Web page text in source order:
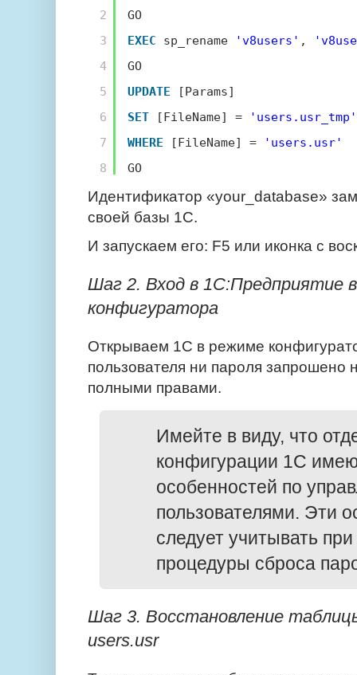
2
3
4
5
6
7
8
GO
EXEC
sp_rename 'v8users' ,
GO
UPDATE
[Params]
SET
[FileName] =
'users.usr_tmp'
WHERE
[FileName] =
'users.usr'
GO
Идентификатор «your_database»
своей базы 1С.
И запускаем его: F5 или иконка с
Шаг 2. Вход в 1С:Предприятие
конфигуратора
Открываем 1С в режиме
пользователя ни пароля запрошено
полными правами.
Имейте в виду, что
конфигурации 1С
особенностей по
пользователями. Эти
следует учитывать
процедуры сброса
Шаг 3. Восстановление
users.usr